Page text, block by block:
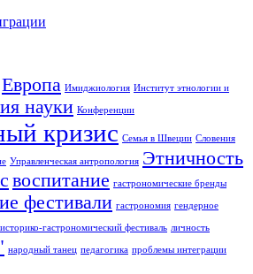
Европа Имиджиология Институт этнологии и
науки Конференции
кризис Семья в Швеции Словения
Управленческая антропология Этничность
воспитание гастрономические бренды
фестивали гастрономия гендерное
историко-гастрономический фестиваль личность
народный танец педагогика проблемы интеграции